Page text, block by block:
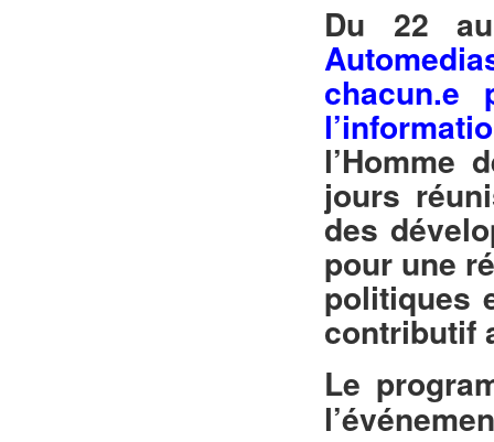
Du 22
chacun.e
l’Homme
jours
des
pour une
politiques
contributif
Le